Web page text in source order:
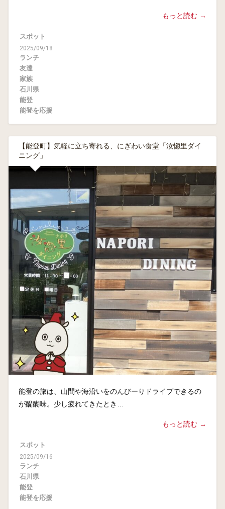
もっと読む →
スポット
2025/09/18
ランチ
友達
家族
石川県
能登
能登を応援
【能登町】気軽に立ち寄れる、にぎわい食堂「汝惚里ダイ
ニング」
能登の旅は、山間や海沿いをのんびーりドライブできるの
が醍醐味。少し疲れてきたとき…
もっと読む →
スポット
2025/09/16
ランチ
石川県
能登
能登を応援